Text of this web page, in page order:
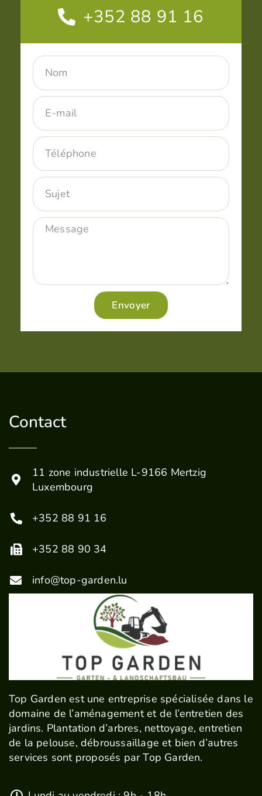
+352 88 91 16
Envoyer
Contact
11 zone industrielle L-9166 Mertzig
Luxembourg
+352 88 91 16
+352 88 90 34
info@top-garden.lu
Top Garden est une entreprise spécialisée dans le
domaine de l’aménagement et de l’entretien des
jardins. ​​​​​​​Plantation d’arbres, nettoyage, entretien
de la pelouse, débroussaillage et bien d’autres
services sont proposés par Top Garden.